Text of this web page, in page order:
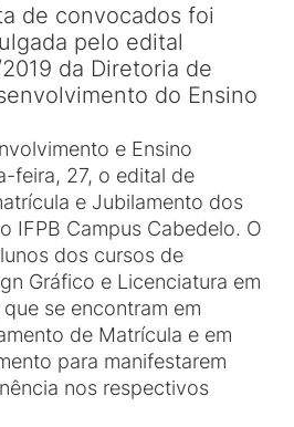
de convocados foi
pelo edital
da Diretoria de
do Ensino
e Ensino
feira, 27, o edital de
e Jubilamento dos
IFPB Campus Cabedelo. O
dos cursos de
Gráfico e Licenciatura em
se encontram em
de Matrícula e em
para manifestarem
nos respectivos